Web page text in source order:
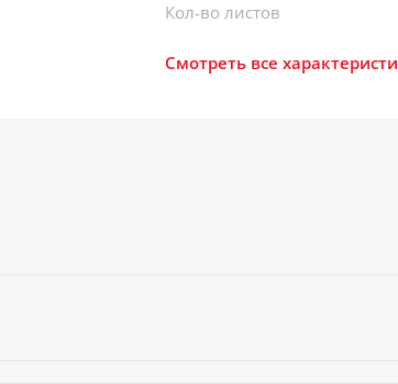
Кол-во листов
Смотреть все